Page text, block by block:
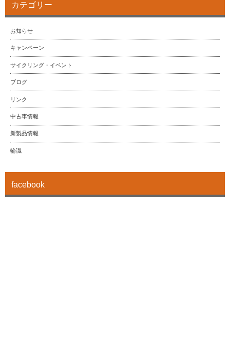
カテゴリー
お知らせ
キャンペーン
サイクリング・イベント
ブログ
リンク
中古車情報
新製品情報
輪識
facebook